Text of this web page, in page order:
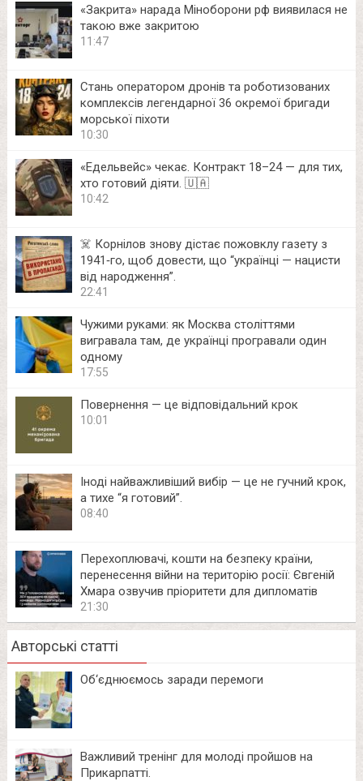
«Закрита» нарада Міноборони рф виявилася не
такою вже закритою
11:47
Стань оператором дронів та роботизованих
комплексів легендарної 36 окремої бригади
морської піхоти
10:30
«Едельвейс» чекає. Контракт 18–24 — для тих,
хто готовий діяти. 🇺🇦
10:42
☠️ Корнілов знову дістає пожовклу газету з
1941‑го, щоб довести, що “українці — нацисти
від народження”.
22:41
Чужими руками: як Москва століттями
вигравала там, де українці програвали один
одному
17:55
Повернення — це відповідальний крок
10:01
Іноді найважливіший вибір — це не гучний крок,
а тихе “я готовий”.
08:40
Перехоплювачі, кошти на безпеку країни,
перенесення війни на територію росії: Євгеній
Хмара озвучив пріоритети для дипломатів
21:30
Авторські статті
Об‘єднюємось заради перемоги
Важливий тренінг для молоді пройшов на
Прикарпатті.